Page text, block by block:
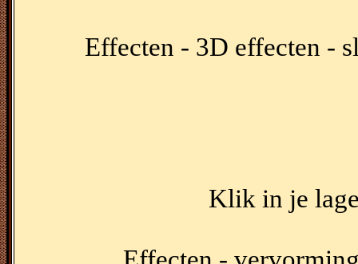
Effecten - 3D effecten -
Klik in je